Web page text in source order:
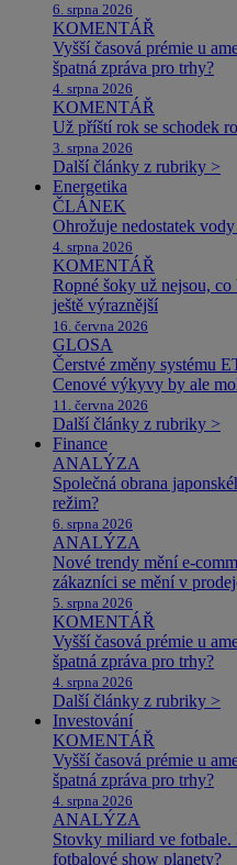
6. srpna 2026
KOMENTÁŘ
Vyšší časová prémie u
špatná zpráva pro trhy?
4. srpna 2026
KOMENTÁŘ
Už příští rok se schodek
3. srpna 2026
Další články z rubriky >
Energetika
ČLÁNEK
Ohrožuje nedostatek
4. srpna 2026
KOMENTÁŘ
Ropné šoky už nejsou,
ještě výraznější
16. června 2026
GLOSA
Čerstvé změny systému
Cenové výkyvy by ale
11. června 2026
Další články z rubriky >
Finance
ANALÝZA
Společná obrana
režim?
6. srpna 2026
ANALÝZA
Nové trendy mění e-
zákazníci se mění v
5. srpna 2026
KOMENTÁŘ
Vyšší časová prémie u
špatná zpráva pro trhy?
4. srpna 2026
Další články z rubriky >
Investování
KOMENTÁŘ
Vyšší časová prémie u
špatná zpráva pro trhy?
4. srpna 2026
ANALÝZA
Stovky miliard ve fotbale.
fotbalové show planety?